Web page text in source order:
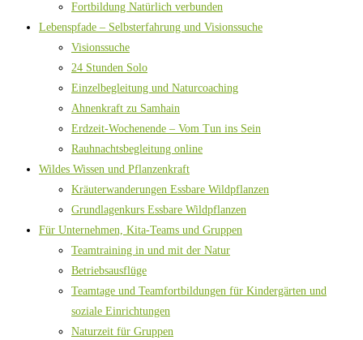
Fortbildung Natürlich verbunden
Lebenspfade – Selbsterfahrung und Visionssuche
Visionssuche
24 Stunden Solo
Einzelbegleitung und Naturcoaching
Ahnenkraft zu Samhain
Erdzeit-Wochenende – Vom Tun ins Sein
Rauhnachtsbegleitung online
Wildes Wissen und Pflanzenkraft
Kräuterwanderungen Essbare Wildpflanzen
Grundlagenkurs Essbare Wildpflanzen
Für Unternehmen, Kita-Teams und Gruppen
Teamtraining in und mit der Natur
Betriebsausflüge
Teamtage und Teamfortbildungen für Kindergärten und
soziale Einrichtungen
Naturzeit für Gruppen